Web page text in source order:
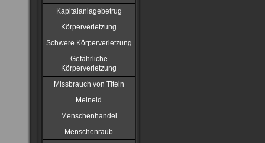
Kapitalanlagebetrug
Körperverletzung
Schwere Körperverletzung
Gefährliche
Körperverletzung
Missbrauch von Titeln
Meineid
Menschenhandel
Menschenraub